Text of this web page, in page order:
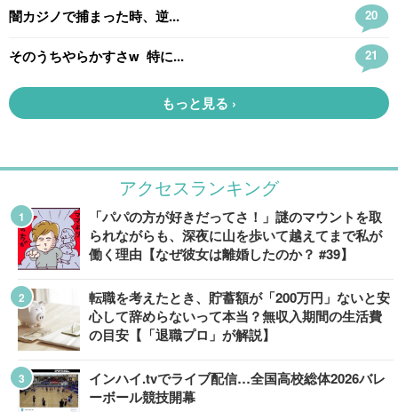
アクセスランキング
「パパの方が好きだってさ！」謎のマウントを取
られながらも、深夜に山を歩いて越えてまで私が
働く理由【なぜ彼女は離婚したのか？ #39】
転職を考えたとき、貯蓄額が「200万円」ないと安
心して辞めらないって本当？無収入期間の生活費
の目安【「退職プロ」が解説】
インハイ.tvでライブ配信…全国高校総体2026バレ
ーボール競技開幕